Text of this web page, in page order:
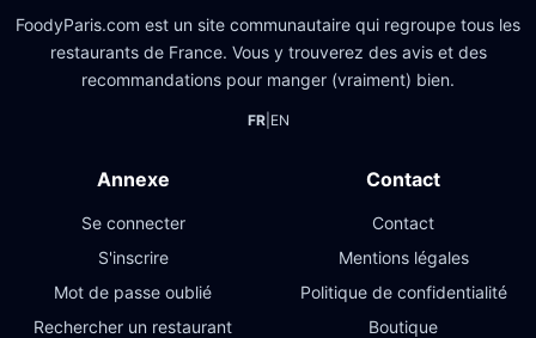
FoodyParis.com est un site communautaire qui regroupe tous les
restaurants de France. Vous y trouverez des avis et des
recommandations pour manger (vraiment) bien.
FR| EN
Annexe
Se connecter
S'inscrire
Mot de passe oublié
Rechercher un restaurant
Contact
Contact
Mentions légales
Politique de confidentialité
Boutique